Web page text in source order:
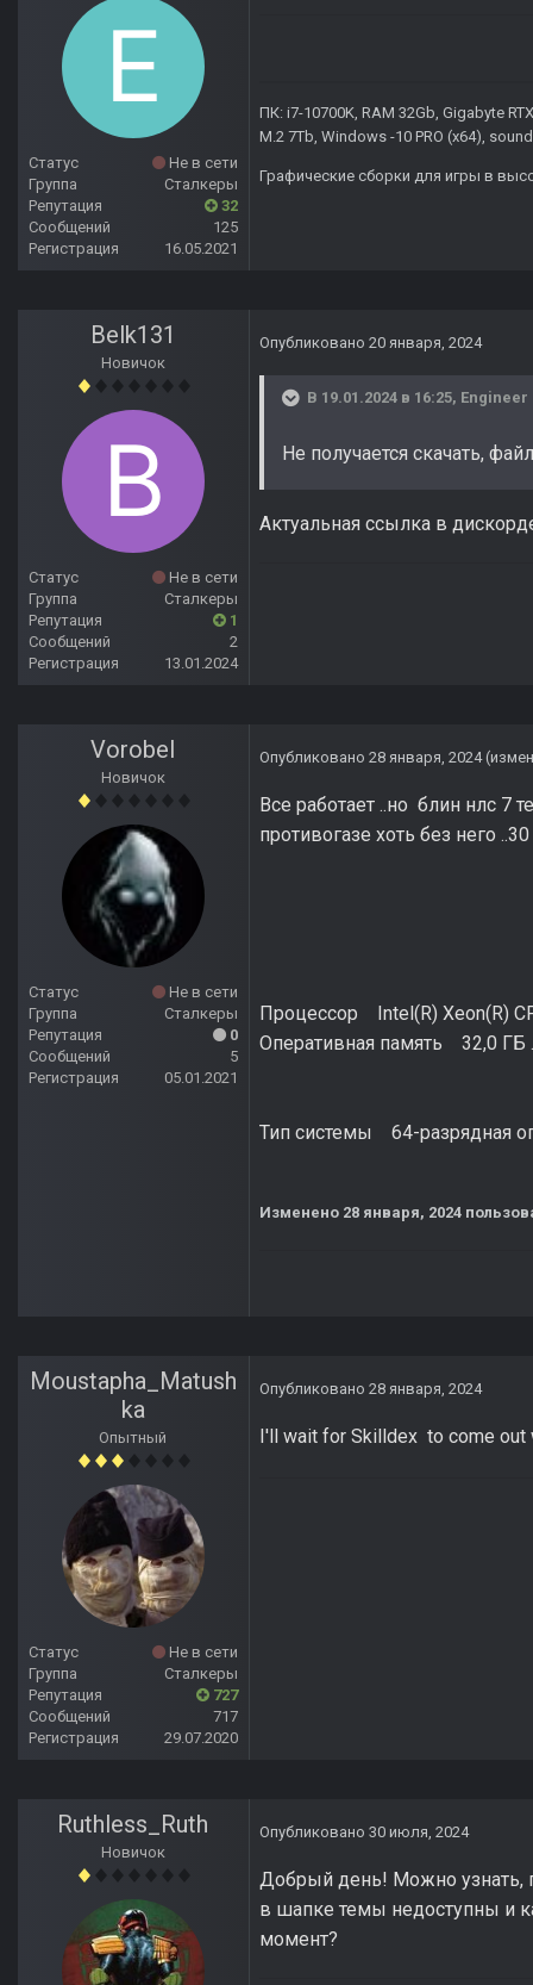
Статус
Не в сети
Группа
Сталкеры
Репутация
32
Сообщений
125
Регистрация
16.05.2021
ПК: i7-10700K, RAM 32Gb, Gigabyte
M.2 7Tb, Windows -10 PRO (х64),
Графические сборки для игры в
Belk131
Новичок
Статус
Не в сети
Группа
Сталкеры
Репутация
1
Сообщений
2
Регистрация
13.01.2024
Опубликовано 20 января, 2024
В 19.01.2024 в 16:25, Engineer
Не получается скачать,
Актуальная ссылка в
VorobeI
Новичок
Статус
Не в сети
Группа
Сталкеры
Репутация
0
Сообщений
5
Регистрация
05.01.2021
Опубликовано 28 января, 2024
Все работает ..но блин нлс 7
противогазе хоть без него
Процессор Intel(R) Xeon(R)
Оперативная память 32,0 ГБ .
Тип системы 64-разрядная
Изменено 28 января, 2024
Moustapha_Matush
ka
Опытный
Статус
Не в сети
Группа
Сталкеры
Репутация
727
Сообщений
717
Регистрация
29.07.2020
Опубликовано 28 января, 2024
I'll wait for Skilldex to come
Ruthless_Ruth
Новичок
Опубликовано 30 июля, 2024
Добрый день! Можно узнать,
в шапке темы недоступны и
момент?